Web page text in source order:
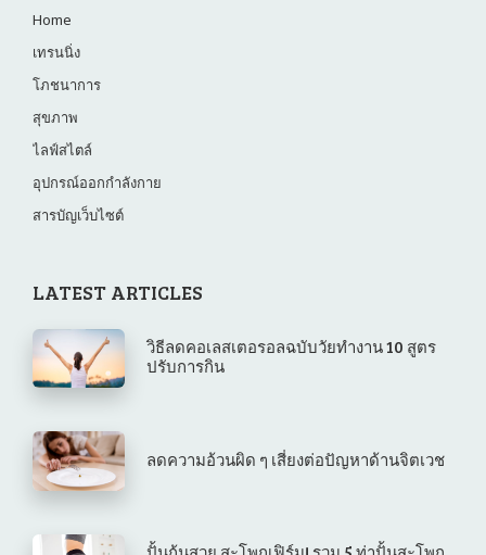
Home
เทรนนิ่ง
โภชนาการ
สุขภาพ
ไลฟ์สไตล์
อุปกรณ์ออกกำลังกาย
สารบัญเว็บไซต์
LATEST ARTICLES
วิธีลดคอเลสเตอรอลฉบับวัยทำงาน 10 สูตร
ปรับการกิน
ลดความอ้วนผิด ๆ เสี่ยงต่อปัญหาด้านจิตเวช